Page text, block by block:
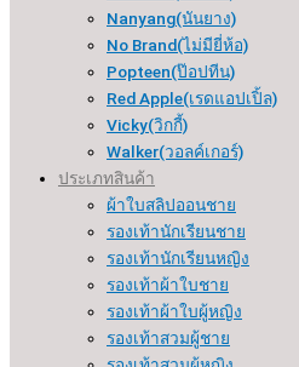
Nanyang(นันยาง)
No Brand(ไม่มียี่ห้อ)
Popteen(ป๊อปทีน)
Red Apple(เรดแอปเปิ้ล)
Vicky(วิกกี้)
Walker(วอลค์เกอร์)
ประเภทสินค้า
ผ้าใบสลิปออนชาย
รองเท้านักเรียนชาย
รองเท้านักเรียนหญิง
รองเท้าผ้าใบชาย
รองเท้าผ้าใบผู้หญิง
รองเท้าสวมผู้ชาย